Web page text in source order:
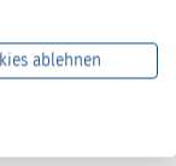
ablehnen